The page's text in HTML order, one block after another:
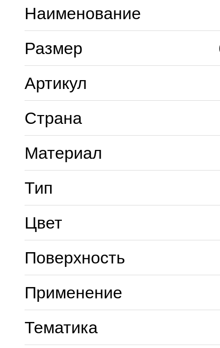
Наименование
Размер
Артикул
Страна
Материал
Тип
Цвет
Поверхность
Применение
Тематика